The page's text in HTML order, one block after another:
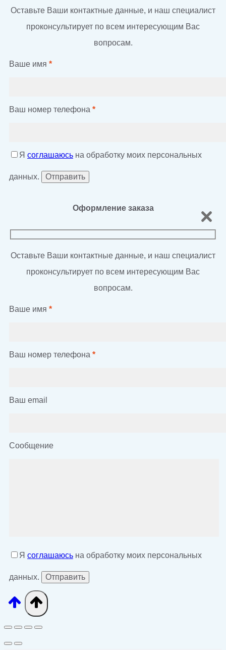
Оставьте Ваши контактные данные, и наш специалист
проконсультирует по всем интересующим Вас
вопросам.
Ваше имя *
Ваш номер телефона *
Я соглашаюсь на обработку моих персональных
данных.
Оформление заказа
Оставьте Ваши контактные данные, и наш специалист
проконсультирует по всем интересующим Вас
вопросам.
Ваше имя *
Ваш номер телефона *
Ваш email
Сообщение
Я соглашаюсь на обработку моих персональных
данных.